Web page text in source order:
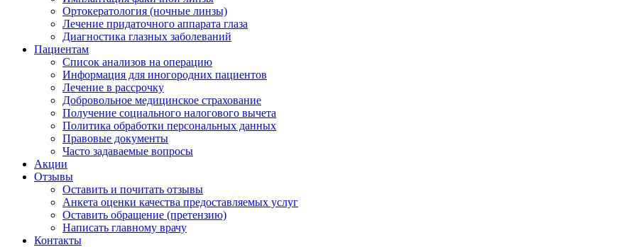
Ортокератология (ночные линзы)
Лечение придаточного аппарата глаза
Диагностика глазных заболеваний
Пациентам
Список анализов на операцию
Информация для иногородних пациентов
Лечение в рассрочку
Добровольное медицинское страхование
Получение социального налогового вычета
Политика обработки персональных данных
Правовые документы
Часто задаваемые вопросы
Акции
Отзывы
Оставить и почитать отзывы
Анкета оценки качества предоставляемых услуг
Оставить обращение (претензию)
Написать главному врачу
Контакты